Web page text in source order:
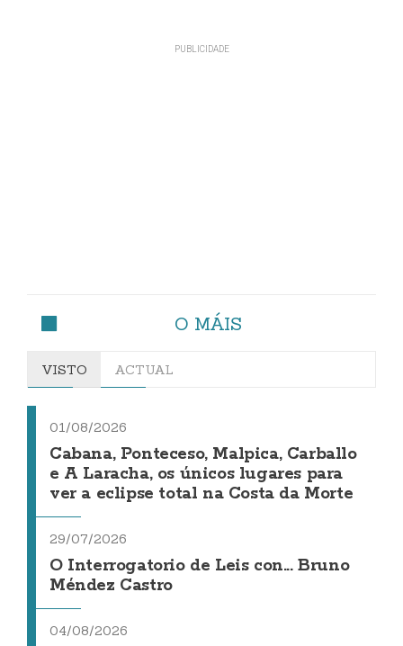
O MÁIS
VISTO ACTUAL
01/08/2026
Cabana, Ponteceso, Malpica, Carballo
e A Laracha, os únicos lugares para
ver a eclipse total na Costa da Morte
29/07/2026
O Interrogatorio de Leis con... Bruno
Méndez Castro
04/08/2026